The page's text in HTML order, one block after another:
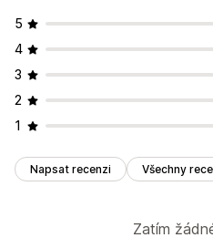
5
4
3
2
1
Napsat recenzi Všechny
Zatím